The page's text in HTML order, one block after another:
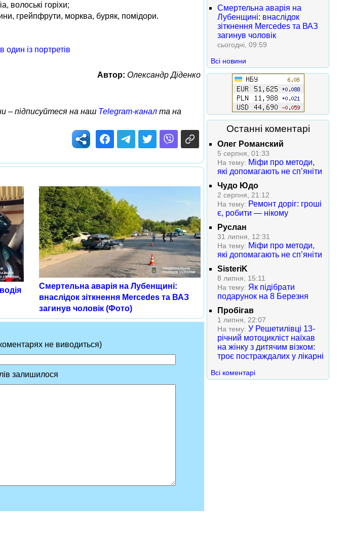
волоські горіхи;
грейпфрути, морква, буряк, помідори.
один із портретів
Автор: Олександр Діденко
– підписуйтеся на наш Telegram-канал та на
Смертельна аварія на Лубенщині:
внаслідок зіткнення Mercedes та ВАЗ
загинув чоловік (Фото)
не виводиться)
залишилося
Смертельна аварія на
Лубенщині: внаслідок
зіткнення Mercedes та ВАЗ
загинув чоловік
сьогодні, 09:59
Всі новини
Останні коментарі
Олег Романский
5 серпня, 01:33
На тему: Міфи про методи,
які допомагають не сп’яніти
Чудо Юдо
2 серпня, 21:12
На тему: Ремонт доріг: гроші
є, робити — нікому
Руслан
31 липня, 12:31
На тему: Міфи про методи,
які допомагають не сп’яніти
SisteriK
8 липня, 15:11
На тему: Як підібрати
подарунок на 8 Березня
Пробігав
1 липня, 22:07
На тему: У Решетилівці 13-
річний мотоцикліст наїхав
на жінку з дитячим візком:
троє постраждалих у лікарні
Всі коментарі